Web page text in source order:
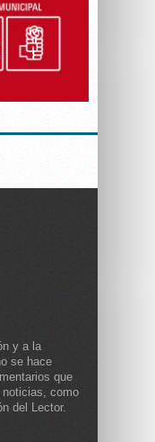
y a la
se hace
que
noticias, como
del Lector.